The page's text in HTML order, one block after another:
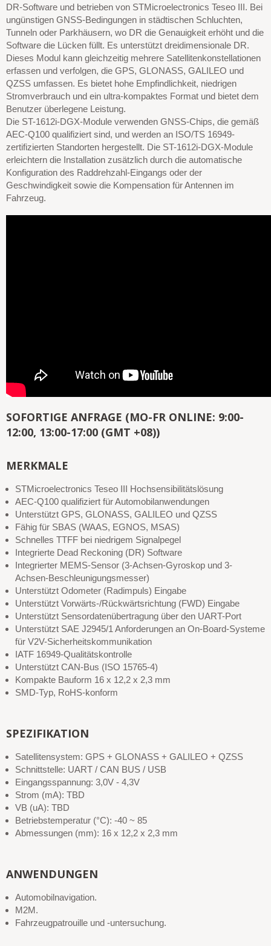
DR-Software und betrieben von STMicroelectronics Teseo III. Bei
ungünstigen GNSS-Bedingungen in städtischen Schluchten,
Tunneln oder Parkhäusern, wo DR die Genauigkeit erhöht und die
Software die Lücken füllt. Es unterstützt dreidimensionale DR.
Dieses Modul kann gleichzeitig mehrere Satellitenkonstellationen
erfassen und verfolgen, die GPS, GLONASS, GALILEO und
QZSS umfassen. Es bietet hohe Empfindlichkeit, niedrigen
Stromverbrauch und ein ultra-kompaktes Format und bietet dem
Benutzer überlegene Leistung.
Die ST-1612i-DGX-Module verwenden GNSS-Chips, die gemäß
AEC-Q100 qualifiziert sind, und werden an ISO/TS 16949-
zertifizierten Standorten hergestellt. Die ST-1612i-DGX-Module
erleichtern die Installation zusätzlich durch die automatische
Konfiguration des Raddrehzahl-Eingangs oder der
Geschwindigkeit sowie die Kompensation für Antennen im
Fahrzeug.
SOFORTIGE ANFRAGE (MO-FR ONLINE: 9:00-
12:00, 13:00-17:00 (GMT +08))
MERKMALE
STMicroelectronics Teseo III Hochsensibilitätslösung
AEC-Q100 qualifiziert für Automobilanwendungen
Unterstützt GPS, GLONASS, GALILEO und QZSS
Fähig für SBAS (WAAS, EGNOS, MSAS)
Schnelles TTFF bei niedrigem Signalpegel
Integrierte Dead Reckoning (DR) Software
Integrierter MEMS-Sensor (3-Achsen-Gyroskop und 3-
Achsen-Beschleunigungsmesser)
Unterstützt Odometer (Radimpuls) Eingabe
Unterstützt Vorwärts-/Rückwärtsrichtung (FWD) Eingabe
Unterstützt Sensordatenübertragung über den UART-Port
Unterstützt SAE J2945/1 Anforderungen an On-Board-Systeme
für V2V-Sicherheitskommunikation
IATF 16949-Qualitätskontrolle
Unterstützt CAN-Bus (ISO 15765-4)
Kompakte Bauform 16 x 12,2 x 2,3 mm
SMD-Typ, RoHS-konform
SPEZIFIKATION
Satellitensystem: GPS + GLONASS + GALILEO + QZSS
Schnittstelle: UART / CAN BUS / USB
Eingangsspannung: 3,0V - 4,3V
Strom (mA): TBD
VB (uA): TBD
Betriebstemperatur (°C): -40 ~ 85
Abmessungen (mm): 16 x 12,2 x 2,3 mm
ANWENDUNGEN
Automobilnavigation.
M2M.
Fahrzeugpatrouille und -untersuchung.